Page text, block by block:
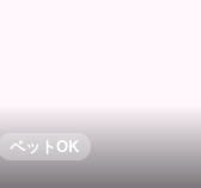
ペットOK